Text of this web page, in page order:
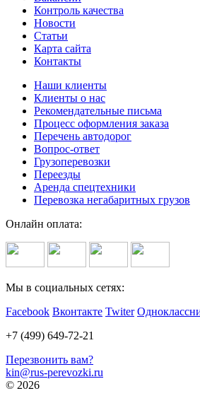
Контроль качества
Новости
Статьи
Карта сайта
Контакты
Наши клиенты
Клиенты о нас
Рекомендательные письма
Процесс оформления заказа
Перечень автодорог
Вопрос-ответ
Грузоперевозки
Переезды
Аренда спецтехники
Перевозка негабаритных грузов
Онлайн оплата:
Мы в социальных сетях:
Facebook Вконтакте Twiter
+7 (499) 649-72-21
Перезвонить вам?
kin@rus-perevozki.ru
© 2026